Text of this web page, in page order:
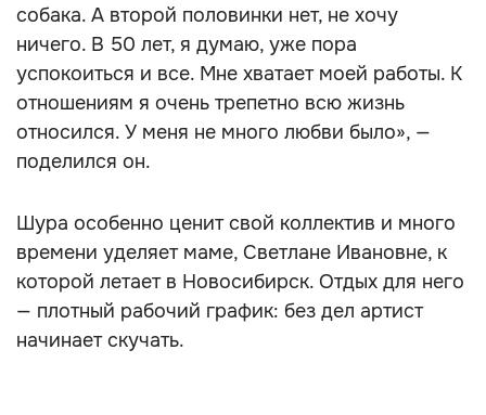
собака. А второй половинки нет, не хочу
ничего. В 50 лет, я думаю, уже пора
успокоиться и все. Мне хватает моей работы. К
отношениям я очень трепетно всю жизнь
относился. У меня не много любви было», —
поделился он.
Шура особенно ценит свой коллектив и много
времени уделяет маме, Светлане Ивановне, к
которой летает в Новосибирск. Отдых для него
— плотный рабочий график: без дел артист
начинает скучать.